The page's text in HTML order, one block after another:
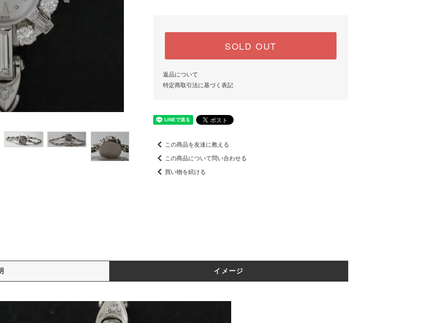
SOLD OUT
返品について
特定商取引法に基づく表記
この商品を友達に教える
この商品について問い合わせる
買い物を続ける
イメージ